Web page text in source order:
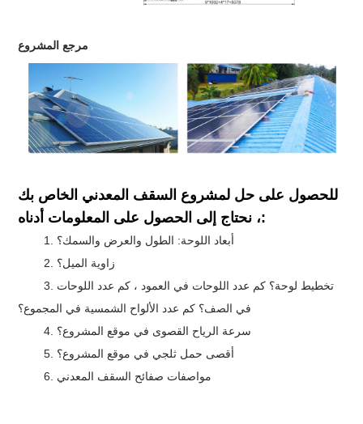
مرجع المشروع
للحصول على حل لمشروع السقف المعدني الخاص بك
، نحتاج إلى الحصول على المعلومات أدناه:
1. أبعاد اللوحة: الطول والعرض والسمك؟
2. زاوية الميل؟
3. تخطيط لوحة؟ كم عدد اللوحات في العمود ، كم عدد اللوحات
في الصف؟ كم عدد الألواح الشمسية في المجموع؟
4. سرعة الرياح القصوى في موقع المشروع؟
5. أقصى حمل ثلجي في موقع المشروع؟
6. مواصفات صفائح السقف المعدني